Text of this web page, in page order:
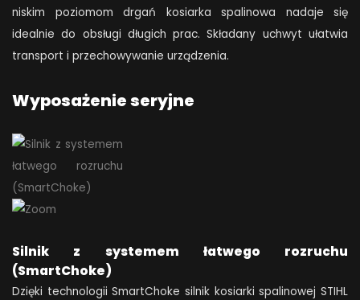
niskim poziomom drgań kosiarka spalinowa nadaje się
idealnie do obsługi długich prac. Składany uchwyt ułatwia
transport i przechowywanie urządzenia.
Wyposażenie seryjne
Silnik z systemem łatwego rozruchu
(SmartChoke)
Dzięki technologii SmartChoke silnik kosiarki spalinowej STIHL